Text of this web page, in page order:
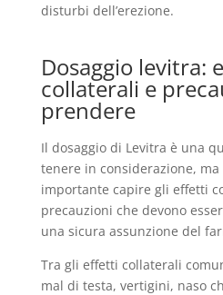
disturbi dell’erezione.
Dosaggio levitra:
collaterali e
prendere
Il dosaggio di Levitra è una
tenere in considerazione,
importante capire gli effetti
precauzioni che devono
una sicura assunzione del
Tra gli effetti collaterali
mal di testa, vertigini, naso